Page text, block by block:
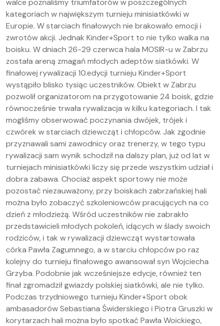
walce poznaliśmy triumfatorów w poszczególnych
kategoriach w największym turnieju minisiatkówki w
Europie. W starciach finałowych nie brakowało emocji i
zwrotów akcji. Jednak Kinder+Sport to nie tylko walka na
boisku. W dniach 26-29 czerwca hala MOSIR-u w Zabrzu
została areną zmagań młodych adeptów siatkówki. W
finałowej rywalizacji 10.edycji turnieju Kinder+Sport
wystąpiło blisko tysiąc uczestników. Obiekt w Zabrzu
pozwolił organizatorom na przygotowanie 24 boisk, gdzie
równocześnie trwała rywalizacja w kilku kategoriach. I tak
mogliśmy obserwować poczynania dwójek, trójek i
czwórek w starciach dziewcząt i chłopców. Jak zgodnie
przyznawali sami zawodnicy oraz trenerzy, w tego typu
rywalizacji sam wynik schodził na dalszy plan, już od lat w
turniejach minisiatkówki liczy się przede wszystkim udział i
dobra zabawa. Chociaż aspekt sportowy nie może
pozostać niezauważony, przy boiskach zabrzańskiej hali
można było zobaczyć szkoleniowców pracujących na co
dzień z młodzieżą. Wśród uczestników nie zabrakło
przedstawicieli młodych pokoleń, idących w ślady swoich
rodziców, i tak w rywalizacji dziewcząt wystartowała
córka Pawła Zagumnego, a w starciu chłopców po raz
kolejny do turnieju finałowego awansował syn Wojciecha
Grzyba. Podobnie jak wcześniejsze edycje, również ten
finał zgromadził gwiazdy polskiej siatkówki, ale nie tylko.
Podczas trzydniowego turnieju Kinder+Sport obok
ambasadorów Sebastiana Świderskiego i Piotra Gruszki w
korytarzach hali można było spotkać Pawła Woickiego,